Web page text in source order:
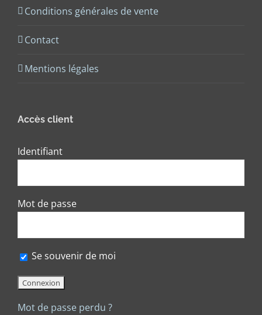
Conditions générales de vente
Contact
Mentions légales
Accès client
Identifiant
Mot de passe
Se souvenir de moi
Mot de passe perdu ?